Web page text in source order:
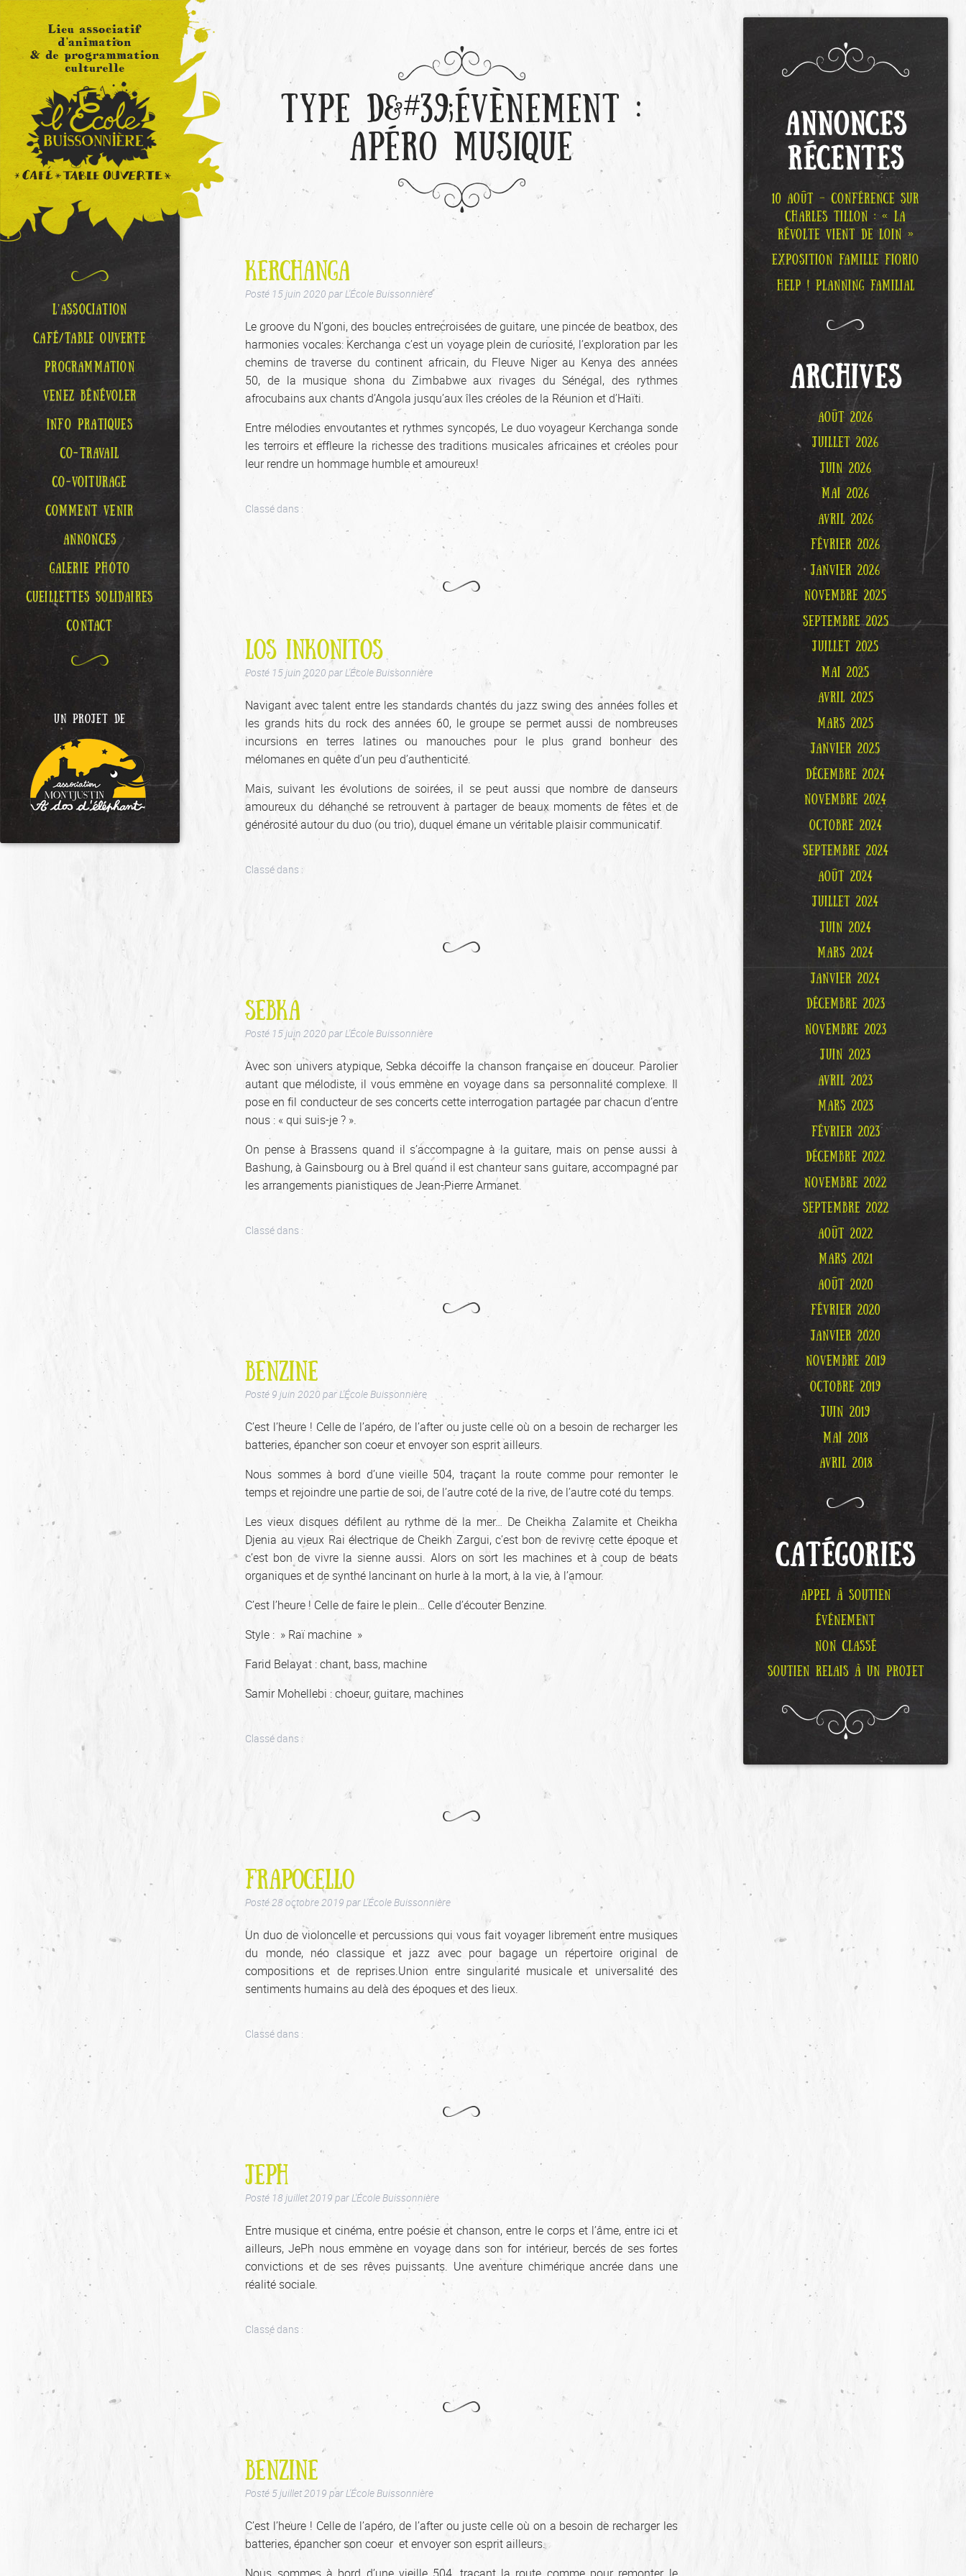
L’ASSOCIATION
CAFÉ/TABLE OUVERTE
PROGRAMMATION
VENEZ BÉNÉVOLER
INFO PRATIQUES
CO-TRAVAIL
CO-VOITURAGE
COMMENT VENIR
ANNONCES
GALERIE PHOTO
CUEILLETTES SOLIDAIRES
CONTACT
UN PROJET DE
TYPE D&#39;ÉVÈNEMENT :
APÉRO MUSIQUE
KERCHANGA
Posté 15 juin 2020 parL'École Buissonnière
Le groove du N’goni, des boucles entrecroisées de guitare, une pincée de beatbox, des
harmonies vocales: Kerchanga c’est un voyage plein de curiosité, l’exploration par les
chemins de traverse du continent africain, du Fleuve Niger au Kenya des années
50, de la musique shona du Zimbabwe aux rivages du Sénégal, des rythmes
afrocubains aux chants d’Angola jusqu’aux îles créoles de la Réunion et d’Haïti.
Entre mélodies envoutantes et rythmes syncopés, Le duo voyageur Kerchanga sonde
les terroirs et effleure la richesse des traditions musicales africaines et créoles pour
leur rendre un hommage humble et amoureux!
Classé dans :
LOS INKONITOS
Posté 15 juin 2020 parL'École Buissonnière
Navigant avec talent entre les standards chantés du jazz swing des années folles et
les grands hits du rock des années 60, le groupe se permet aussi de nombreuses
incursions en terres latines ou manouches pour le plus grand bonheur des
mélomanes en quête d’un peu d’authenticité.
Mais, suivant les évolutions de soirées, il se peut aussi que nombre de danseurs
amoureux du déhanché se retrouvent à partager de beaux moments de fêtes et de
générosité autour du duo (ou trio), duquel émane un véritable plaisir communicatif.
Classé dans :
SEBKA
Posté 15 juin 2020 parL'École Buissonnière
Avec son univers atypique, Sebka décoiffe la chanson française en douceur. Parolier
autant que mélodiste, il vous emmène en voyage dans sa personnalité complexe. Il
pose en fil conducteur de ses concerts cette interrogation partagée par chacun d’entre
nous : « qui suis-je ? ».
On pense à Brassens quand il s’accompagne à la guitare, mais on pense aussi à
Bashung, à Gainsbourg ou à Brel quand il est chanteur sans guitare, accompagné par
les arrangements pianistiques de Jean-Pierre Armanet.
Classé dans :
BENZINE
Posté 9 juin 2020 parL'École Buissonnière
C’est l’heure ! Celle de l’apéro, de l’after ou juste celle où on a besoin de recharger les
batteries, épancher son coeur et envoyer son esprit ailleurs.
Nous sommes à bord d’une vieille 504, traçant la route comme pour remonter le
temps et rejoindre une partie de soi, de l’autre coté de la rive, de l’autre coté du temps.
Les vieux disques défilent au rythme de la mer… De Cheikha Zalamite et Cheikha
Djenia au vieux Rai électrique de Cheikh Zargui, c’est bon de revivre cette époque et
c’est bon de vivre la sienne aussi. Alors on sort les machines et à coup de beats
organiques et de synthé lancinant on hurle à la mort, à la vie, à l’amour.
C’est l’heure ! Celle de faire le plein… Celle d’écouter Benzine.
Style : » Raï machine »
Farid Belayat : chant, bass, machine
Samir Mohellebi : choeur, guitare, machines
Classé dans :
FRAPOCELLO
Posté28 octobre 2019 parL'École Buissonnière
Un duo de violoncelle et percussions qui vous fait voyager librement entre musiques
du monde, néo classique et jazz avec pour bagage un répertoire original de
compositions et de reprises.Union entre singularité musicale et universalité des
sentiments humains au delà des époques et des lieux.
Classé dans :
JEPH
Posté 18 juillet 2019 parL'École Buissonnière
Entre musique et cinéma, entre poésie et chanson, entre le corps et l’âme, entre ici et
ailleurs, JePh nous emmène en voyage dans son for intérieur, bercés de ses fortes
convictions et de ses rêves puissants. Une aventure chimérique ancrée dans une
réalité sociale.
Classé dans :
BENZINE
Posté 5 juillet 2019 parL'École Buissonnière
C’est l’heure ! Celle de l’apéro, de l’after ou juste celle où on a besoin de recharger les
batteries, épancher son coeur et envoyer son esprit ailleurs.
ANNONCES
RÉCENTES
10 AOÛT – CONFÉRENCE SUR
CHARLES TILLON : « LA
RÉVOLTE VIENT DE LOIN »
EXPOSITION FAMILLE FIORIO
HELP ! PLANNING FAMILIAL
ARCHIVES
AOÛT 2026
JUILLET 2026
JUIN 2026
MAI 2026
AVRIL 2026
FÉVRIER 2026
JANVIER 2026
NOVEMBRE 2025
SEPTEMBRE 2025
JUILLET 2025
MAI 2025
AVRIL 2025
MARS 2025
JANVIER 2025
DÉCEMBRE 2024
NOVEMBRE 2024
OCTOBRE 2024
SEPTEMBRE 2024
AOÛT 2024
JUILLET 2024
JUIN 2024
MARS 2024
JANVIER 2024
DÉCEMBRE 2023
NOVEMBRE 2023
JUIN 2023
AVRIL 2023
MARS 2023
FÉVRIER 2023
DÉCEMBRE 2022
NOVEMBRE 2022
SEPTEMBRE 2022
AOÛT 2022
MARS 2021
AOÛT 2020
FÉVRIER 2020
JANVIER 2020
NOVEMBRE 2019
OCTOBRE 2019
JUIN 2019
MAI 2018
AVRIL 2018
CATÉGORIES
APPEL À SOUTIEN
ÉVÉNEMENT
NON CLASSÉ
SOUTIEN RELAIS À UN PROJET